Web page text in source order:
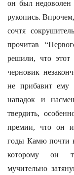
он был недоволен
рукопись.
сочтя
прочитав
решили, что
черновик
не прибавит
нападок и
твердить,
премии, что он
годы Камю почти
которому он
мучительно